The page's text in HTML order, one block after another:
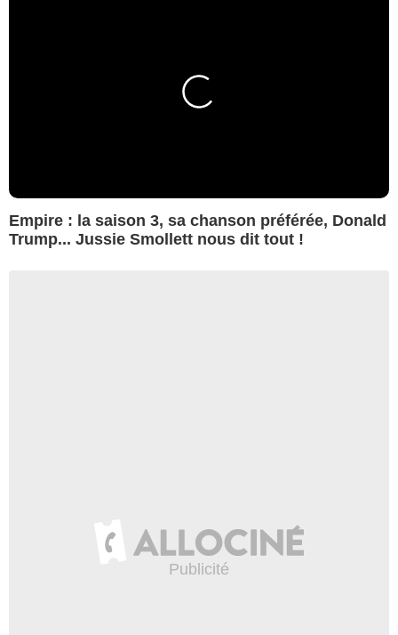
Empire : la saison 3, sa chanson préférée, Donald
Trump... Jussie Smollett nous dit tout !